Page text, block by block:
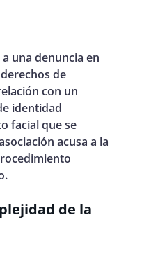
una denuncia en
de
con un
identidad
facial que se
acusa a la
de la